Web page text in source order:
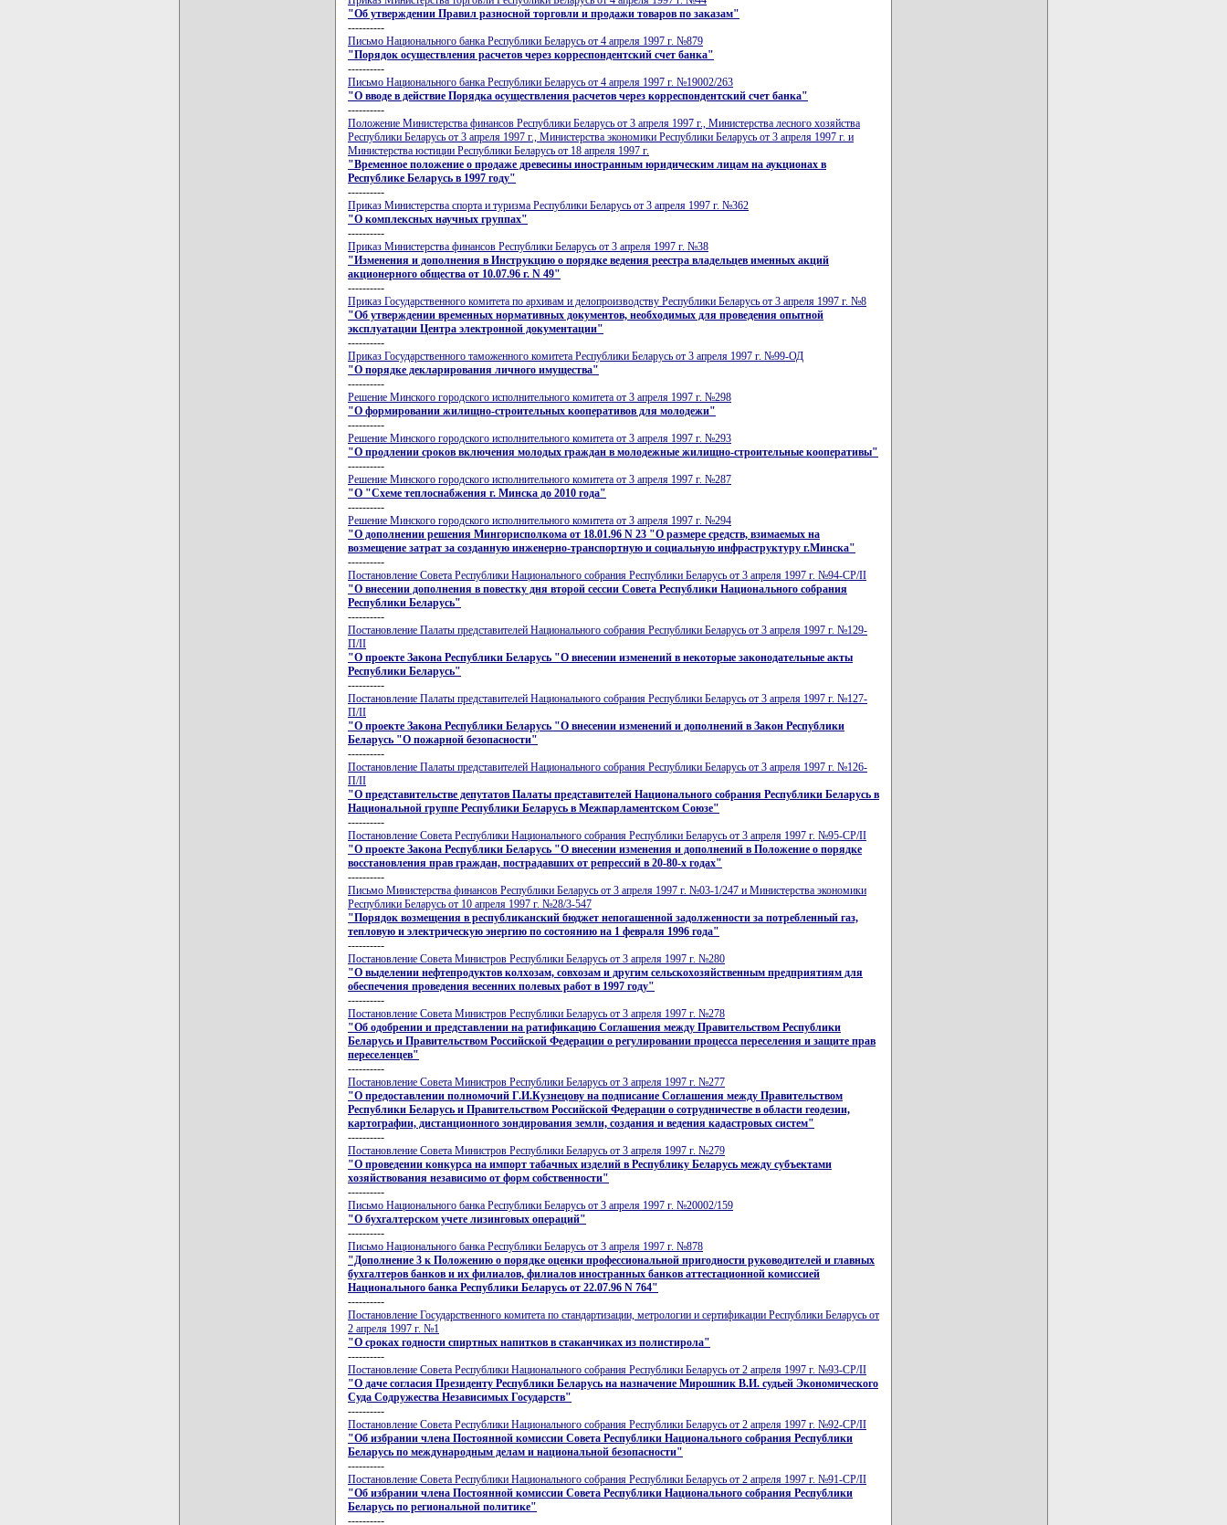
"Об утверждении Правил разносной торговли и продажи товаров по заказам"
----------
Письмо Национального банка Республики Беларусь от 4 апреля 1997 г. №879
"Порядок осуществления расчетов через корреспондентский счет банка"
----------
Письмо Национального банка Республики Беларусь от 4 апреля 1997 г. №19002/263
"О вводе в действие Порядка осуществления расчетов через корреспондентский счет банка"
----------
Положение Министерства финансов Республики Беларусь от 3 апреля 1997 г., Министерства лесного хозяйства
Республики Беларусь от 3 апреля 1997 г., Министерства экономики Республики Беларусь от 3 апреля 1997 г. и
Министерства юстиции Республики Беларусь от 18 апреля 1997 г.
"Временное положение о продаже древесины иностранным юридическим лицам на аукционах в
Республике Беларусь в 1997 году"
----------
Приказ Министерства спорта и туризма Республики Беларусь от 3 апреля 1997 г. №362
"О комплексных научных группах"
----------
Приказ Министерства финансов Республики Беларусь от 3 апреля 1997 г. №38
"Изменения и дополнения в Инструкцию о порядке ведения реестра владельцев именных акций
акционерного общества от 10.07.96 г. N 49"
----------
Приказ Государственного комитета по архивам и делопроизводству Республики Беларусь от 3 апреля 1997 г. №8
"Об утверждении временных нормативных документов, необходимых для проведения опытной
эксплуатации Центра электронной документации"
----------
Приказ Государственного таможенного комитета Республики Беларусь от 3 апреля 1997 г. №99-ОД
"О порядке декларирования личного имущества"
----------
Решение Минского городского исполнительного комитета от 3 апреля 1997 г. №298
"О формировании жилищно-строительных кооперативов для молодежи"
----------
Решение Минского городского исполнительного комитета от 3 апреля 1997 г. №293
"О продлении сроков включения молодых граждан в молодежные жилищно-cтроительные кооперативы"
----------
Решение Минского городского исполнительного комитета от 3 апреля 1997 г. №287
"О "Схеме теплоснабжения г. Минска до 2010 года"
----------
Решение Минского городского исполнительного комитета от 3 апреля 1997 г. №294
"О дополнении решения Мингорисполкома от 18.01.96 N 23 "О размере средств, взимаемых на
возмещение затрат за созданную инженерно-транспортную и социальную инфраструктуру г.Минска"
----------
Постановление Совета Республики Национального собрания Республики Беларусь от 3 апреля 1997 г. №94-СР/II
"О внесении дополнения в повестку дня второй сессии Совета Республики Национального собрания
Республики Беларусь"
----------
Постановление Палаты представителей Национального собрания Республики Беларусь от 3 апреля 1997 г. №129-
П/II
"О проекте Закона Республики Беларусь "О внесении изменений в некоторые законодательные акты
Республики Беларусь"
----------
Постановление Палаты представителей Национального собрания Республики Беларусь от 3 апреля 1997 г. №127-
П/II
"О проекте Закона Республики Беларусь "О внесении изменений и дополнений в Закон Республики
Беларусь "О пожарной безопасности"
----------
Постановление Палаты представителей Национального собрания Республики Беларусь от 3 апреля 1997 г. №126-
П/II
"О представительстве депутатов Палаты представителей Национального собрания Республики Беларусь в
Национальной группе Республики Беларусь в Межпарламентском Союзе"
----------
Постановление Совета Республики Национального собрания Республики Беларусь от 3 апреля 1997 г. №95-СР/II
"О проекте Закона Республики Беларусь "О внесении изменения и дополнений в Положение о порядке
восстановления прав граждан, пострадавших от репрессий в 20-80-х годах"
----------
Письмо Министерства финансов Республики Беларусь от 3 апреля 1997 г. №03-1/247 и Министерства экономики
Республики Беларусь от 10 апреля 1997 г. №28/3-547
"Порядок возмещения в республиканский бюджет непогашенной задолженности за потребленный газ,
тепловую и электрическую энергию по состоянию на 1 февраля 1996 года"
----------
Постановление Совета Министров Республики Беларусь от 3 апреля 1997 г. №280
"О выделении нефтепродуктов колхозам, совхозам и другим сельскохозяйственным предприятиям для
обеспечения проведения весенних полевых работ в 1997 году"
----------
Постановление Совета Министров Республики Беларусь от 3 апреля 1997 г. №278
"Об одобрении и представлении на ратификацию Соглашения между Правительством Республики
Беларусь и Правительством Российской Федерации о регулировании процесса переселения и защите прав
переселенцев"
----------
Постановление Совета Министров Республики Беларусь от 3 апреля 1997 г. №277
"О предоставлении полномочий Г.И.Кузнецову на подписание Соглашения между Правительством
Республики Беларусь и Правительством Российской Федерации о сотрудничестве в области геодезии,
картографии, дистанционного зондирования земли, создания и ведения кадастровых систем"
----------
Постановление Совета Министров Республики Беларусь от 3 апреля 1997 г. №279
"О проведении конкурса на импорт табачных изделий в Республику Беларусь между субъектами
хозяйствования независимо от форм собственности"
----------
Письмо Национального банка Республики Беларусь от 3 апреля 1997 г. №20002/159
"О бухгалтерском учете лизинговых операций"
----------
Письмо Национального банка Республики Беларусь от 3 апреля 1997 г. №878
"Дополнение 3 к Положению о порядке оценки профессиональной пригодности руководителей и главных
бухгалтеров банков и их филиалов, филиалов иностранных банков аттестационной комиссией
Национального банка Республики Беларусь от 22.07.96 N 764"
----------
Постановление Государственного комитета по стандартизации, метрологии и сертификации Республики Беларусь от
2 апреля 1997 г. №1
"О сроках годности спиртных напитков в стаканчиках из полистирола"
----------
Постановление Совета Республики Национального собрания Республики Беларусь от 2 апреля 1997 г. №93-СР/II
"О даче согласия Президенту Республики Беларусь на назначение Мирошник В.И. судьей Экономического
Суда Содружества Независимых Государств"
----------
Постановление Совета Республики Национального собрания Республики Беларусь от 2 апреля 1997 г. №92-СР/II
"Об избрании члена Постоянной комиссии Совета Республики Национального собрания Республики
Беларусь по международным делам и национальной безопасности"
----------
Постановление Совета Республики Национального собрания Республики Беларусь от 2 апреля 1997 г. №91-СР/II
"Об избрании члена Постоянной комиссии Совета Республики Национального собрания Республики
Беларусь по региональной политике"
----------